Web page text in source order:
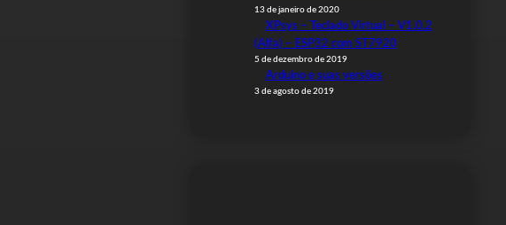
13 de janeiro de 2020
XPsys – Teclado Virtual – V1.0.2
(Alfa) – ESP32 com ST7920
5 de dezembro de 2019
Arduino e suas versões
3 de agosto de 2019